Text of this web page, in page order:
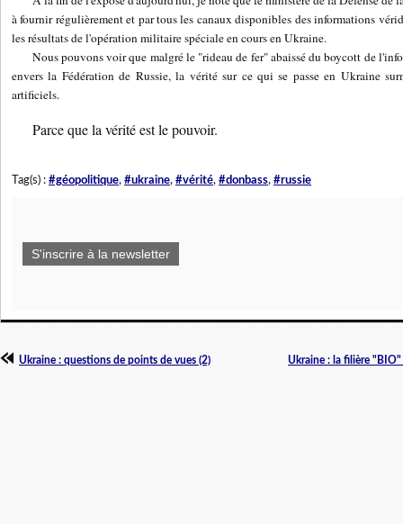
à fournir régulièrement et par tous les canaux disponibles des informations
les résultats de l'opération militaire spéciale en cours en Ukraine.
Nous pouvons voir que malgré le "rideau de fer" abaissé du boycott de
envers la Fédération de Russie, la vérité sur ce qui se passe en Ukraine
artificiels.
Parce que la vérité est le pouvoir.
Tag(s) : #géopolitique, #ukraine, #vérité, #donbass, #russie
S'inscrire à la newsletter
Ukraine : questions de points de vues (2) Ukraine : la filière